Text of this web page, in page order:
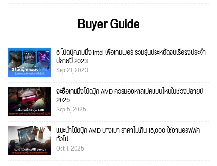
Buyer Guide
6 โน๊ตบุ๊คเกมมิ่ง Intel เพื่อเกมเมอร์ รวมรุ่นประหยัดจนเรือธงประจำ
ปลายปี 2023
Sep 21, 2023
จะซื้อเกมมิ่งโน้ตบุ๊ก AMD ควรมองหาสเปคแบบไหนในช่วงปลายปี
2025
Sep 5, 2025
แนะนำโน้ตบุ๊ก AMD บางเบา ราคาไม่เกิน 15,000 ใช้งานออฟฟิศ
ทั่วไป
Oct 1, 2025